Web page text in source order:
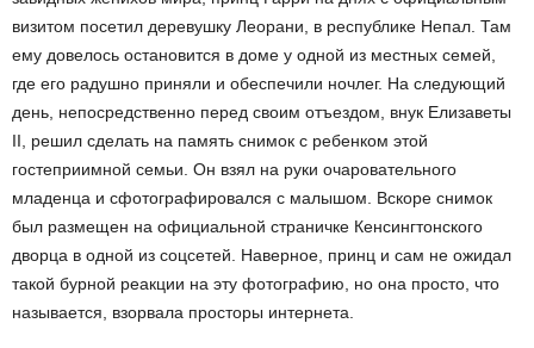
визитом посетил деревушку Леорани, в республике Непал. Там
ему довелось остановится в доме у одной из местных семей,
где его радушно приняли и обеспечили ночлег. На следующий
день, непосредственно перед своим отъездом, внук Елизаветы
II, решил сделать на память снимок с ребенком этой
гостеприимной семьи. Он взял на руки очаровательного
младенца и сфотографировался с малышом. Вскоре снимок
был размещен на официальной страничке Кенсингтонского
дворца в одной из соцсетей. Наверное, принц и сам не ожидал
такой бурной реакции на эту фотографию, но она просто, что
называется, взорвала просторы интернета.